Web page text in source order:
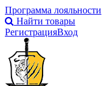
Программа лояльности
Найти товары
РегистрацияВход